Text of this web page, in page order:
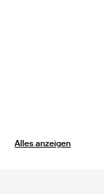
Alles anzeigen